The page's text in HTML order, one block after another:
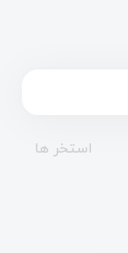
استخر ها